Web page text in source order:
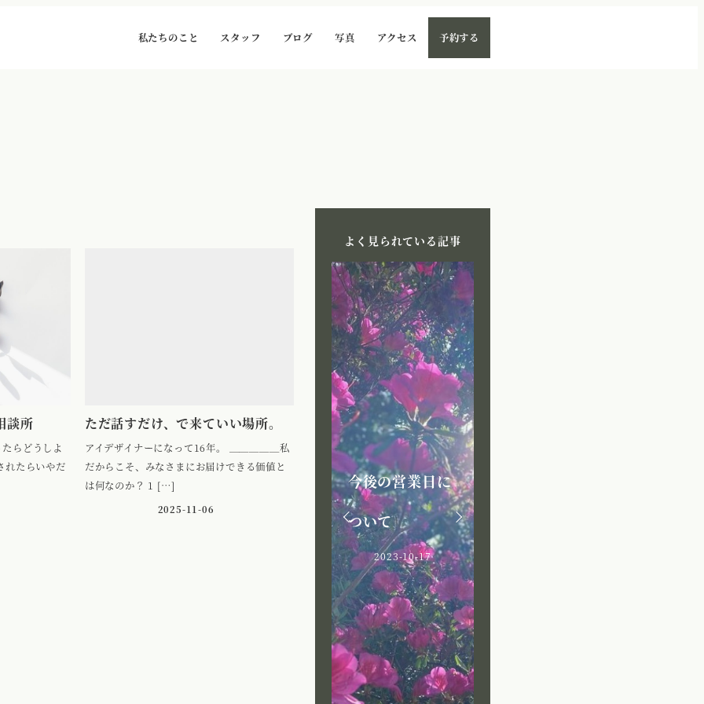
私たちのこと スタッフ ブログ 写真 アクセス 予約する
談所
らどうしよ
れたらいやだ
ただ話すだけ、で来ていい場所。
アイデザイナーになって16年。 ＿＿＿＿＿私
だからこそ、みなさまにお届けできる価値と
は何なのか？ 1 […]
2025-11-06
よく見られている記事
今後の営業日に
ついて
2023-10-17